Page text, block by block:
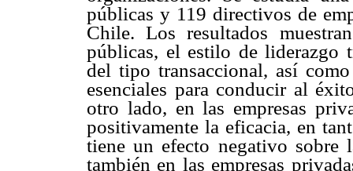
públicas y 119 directivos de
Chile. Los resultados
públicas, el estilo de liderazgo
del tipo transaccional, así
esenciales para conducir al
otro lado, en las empresas
positivamente la eficacia, en
tiene un efecto negativo sobre
también en las empresas